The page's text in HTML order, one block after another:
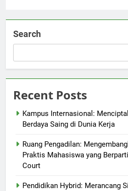
Search
Recent Posts
Kampus Internasional:
Berdaya Saing di Dunia Kerja
Ruang Pengadilan:
Praktis Mahasiswa yang
Court
Pendidikan Hybrid: Merancang